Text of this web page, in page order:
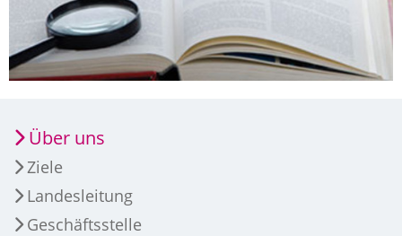
Über uns
Ziele
Landesleitung
Geschäftsstelle